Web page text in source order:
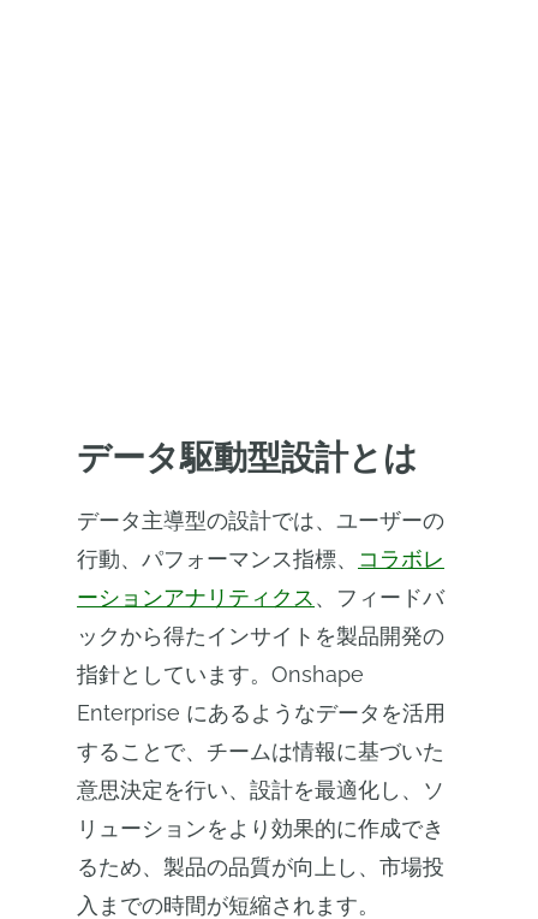
データ駆動型設計とは
データ主導型の設計では、ユーザーの
行動、パフォーマンス指標、 コラボレ
ーションアナリティクス 、フィードバ
ックから得たインサイトを製品開発の
指針としています。Onshape
Enterprise にあるようなデータを活用
することで、チームは情報に基づいた
意思決定を行い、設計を最適化し、ソ
リューションをより効果的に作成でき
るため、製品の品質が向上し、市場投
入までの時間が短縮されます。